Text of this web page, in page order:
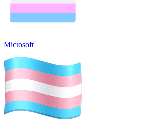
Microsoft